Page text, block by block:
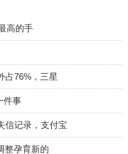
高的手
占76%，三星
件事
信记录，支付宝
整孕育新的